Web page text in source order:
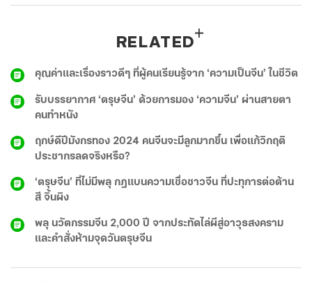
RELATED
คุณค่าและเรื่องราวดีๆ ที่ผู้คนเรียนรู้จาก ‘ความเป็นจีน’ ในชีวิต
รับบรรยากาศ ‘ตรุษจีน’ ด้วยการมอง ‘ความจีน’ ผ่านสายตา
คนทำหนัง
ฤกษ์ดีปีมังกรทอง 2024 คนจีนจะมีลูกมากขึ้น เพื่อแก้วิกฤติ
ประชากรลดจริงหรือ?
‘ตรุษจีน’ ที่ไม่มีพลุ กฎแบนความเชื่อชาวจีน ที่ปะทุการต่อต้าน
สี จิ้นผิง
พลุ นวัตกรรมจีน 2,000 ปี จากประทัดไล่ผีสู่อาวุธสงคราม
และคำสั่งห้ามจุดวันตรุษจีน